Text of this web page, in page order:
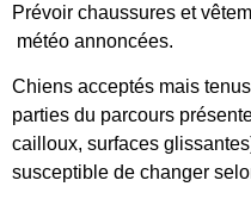
Prévoir chaussures et
météo annoncées.
Chiens acceptés mais
parties du parcours
cailloux, surfaces
susceptible de changer